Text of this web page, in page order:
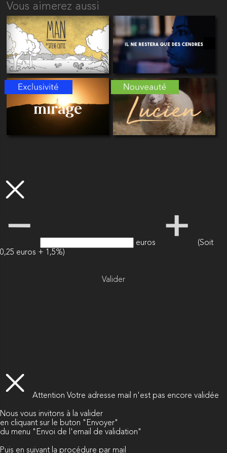
Vous aimerez aussi
euros
(Soit
0,25 euros + 1,5%)
Valider
Attention Votre adresse mail n'est pas encore validée
Nous vous invitons à la valider
en cliquant sur le buton "Envoyer"
du menu "Envoi de l'email de validation"
Puis en suivant la procédure par mail